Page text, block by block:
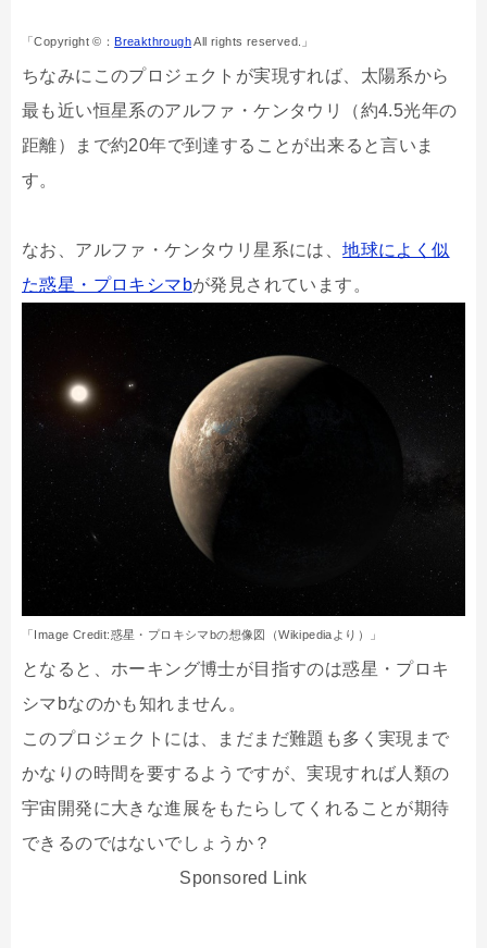
「Copyright ©：BreakthroughAll rights reserved.」
ちなみにこのプロジェクトが実現すれば、太陽系から
最も近い恒星系のアルファ・ケンタウリ（約4.5光年の
距離）まで約20年で到達することが出来ると言いま
す。
なお、アルファ・ケンタウリ星系には、地球によく似
た惑星・プロキシマbが発見されています。
「Image Credit:惑星・プロキシマbの想像図（Wikipediaより）」
となると、ホーキング博士が目指すのは惑星・プロキ
シマbなのかも知れません。
このプロジェクトには、まだまだ難題も多く実現まで
かなりの時間を要するようですが、実現すれば人類の
宇宙開発に大きな進展をもたらしてくれることが期待
できるのではないでしょうか？
Sponsored Link